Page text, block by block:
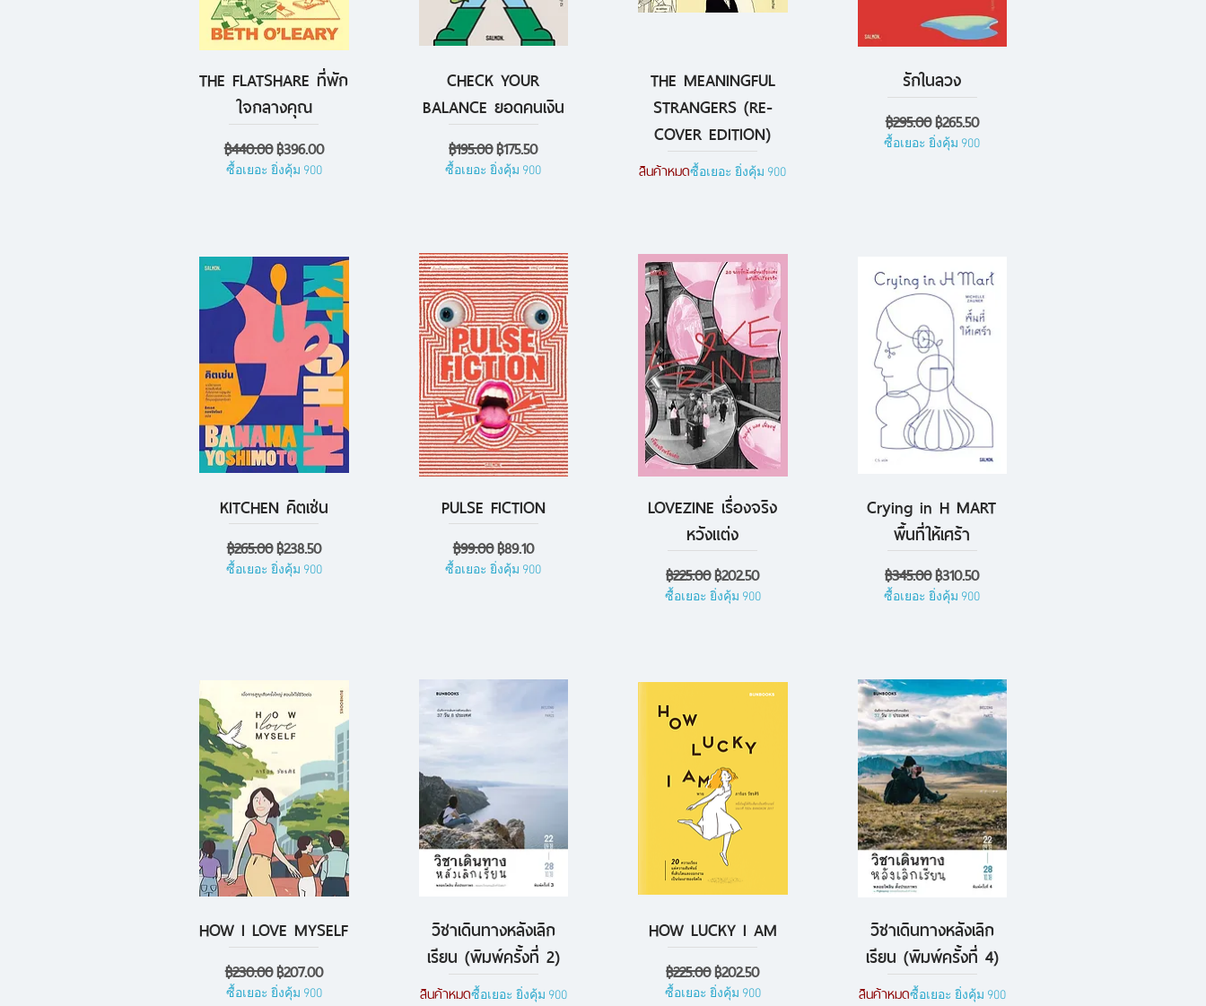
ดูข้อมูลด่วน
THE FLATSHARE ที่พัก
ใจกลางคุณ
ราคาปกติ
฿440.00ราคาขายลด
฿396.00
ซื้อเยอะ ยิ่งคุ้ม 900
ดูข้อมูลด่วน
CHECK YOUR
BALANCE ยอดคนเงิน
ราคาปกติ
฿195.00ราคาขายลด
฿175.50
ซื้อเยอะ ยิ่งคุ้ม 900
ดูข้อมูลด่วน
THE MEANINGFUL
STRANGERS (RE-
COVER EDITION)
สินค้าหมดซื้อเยอะ ยิ่งคุ้ม 900
ดูข้อมูลด่วน
รักในลวง
ราคาปกติ
฿295.00ราคาขายลด
฿265.50
ซื้อเยอะ ยิ่งคุ้ม 900
ดูข้อมูลด่วน
KITCHEN คิตเช่น
ราคาปกติ
฿265.00ราคาขายลด
฿238.50
ซื้อเยอะ ยิ่งคุ้ม 900
ดูข้อมูลด่วน
PULSE FICTION
ราคาปกติ
฿99.00ราคาขายลด
฿89.10
ซื้อเยอะ ยิ่งคุ้ม 900
ดูข้อมูลด่วน
LOVEZINE เรื่องจริง
หวังแต่ง
ราคาปกติ
฿225.00ราคาขายลด
฿202.50
ซื้อเยอะ ยิ่งคุ้ม 900
ดูข้อมูลด่วน
Crying in H MART
พื้นที่ให้เศร้า
ราคาปกติ
฿345.00ราคาขายลด
฿310.50
ซื้อเยอะ ยิ่งคุ้ม 900
ดูข้อมูลด่วน
HOW I LOVE MYSELF
ราคาปกติ
฿230.00ราคาขายลด
฿207.00
ซื้อเยอะ ยิ่งคุ้ม 900
ดูข้อมูลด่วน
วิชาเดินทางหลังเลิก
เรียน (พิมพ์ครั้งที่ 2)
สินค้าหมดซื้อเยอะ ยิ่งคุ้ม 900
ดูข้อมูลด่วน
HOW LUCKY I AM
ราคาปกติ
฿225.00ราคาขายลด
฿202.50
ซื้อเยอะ ยิ่งคุ้ม 900
ดูข้อมูลด่วน
วิชาเดินทางหลังเลิก
เรียน (พิมพ์ครั้งที่ 4)
สินค้าหมดซื้อเยอะ ยิ่งคุ้ม 900